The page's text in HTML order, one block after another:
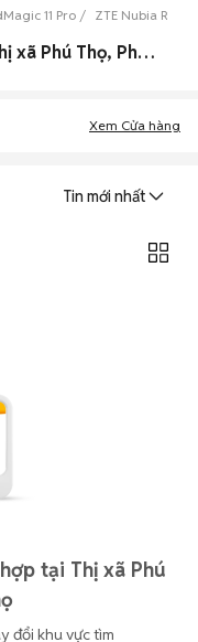
11 Pro ZTE Nubia
0 Zte Nubia Redmagic 11 Pro cũ Thị xã Phú Thọ, Phú Thọ đẹp
Xem Cửa hàng
Tin mới nhất
tại Thị xã Phú
đổi khu vực tìm